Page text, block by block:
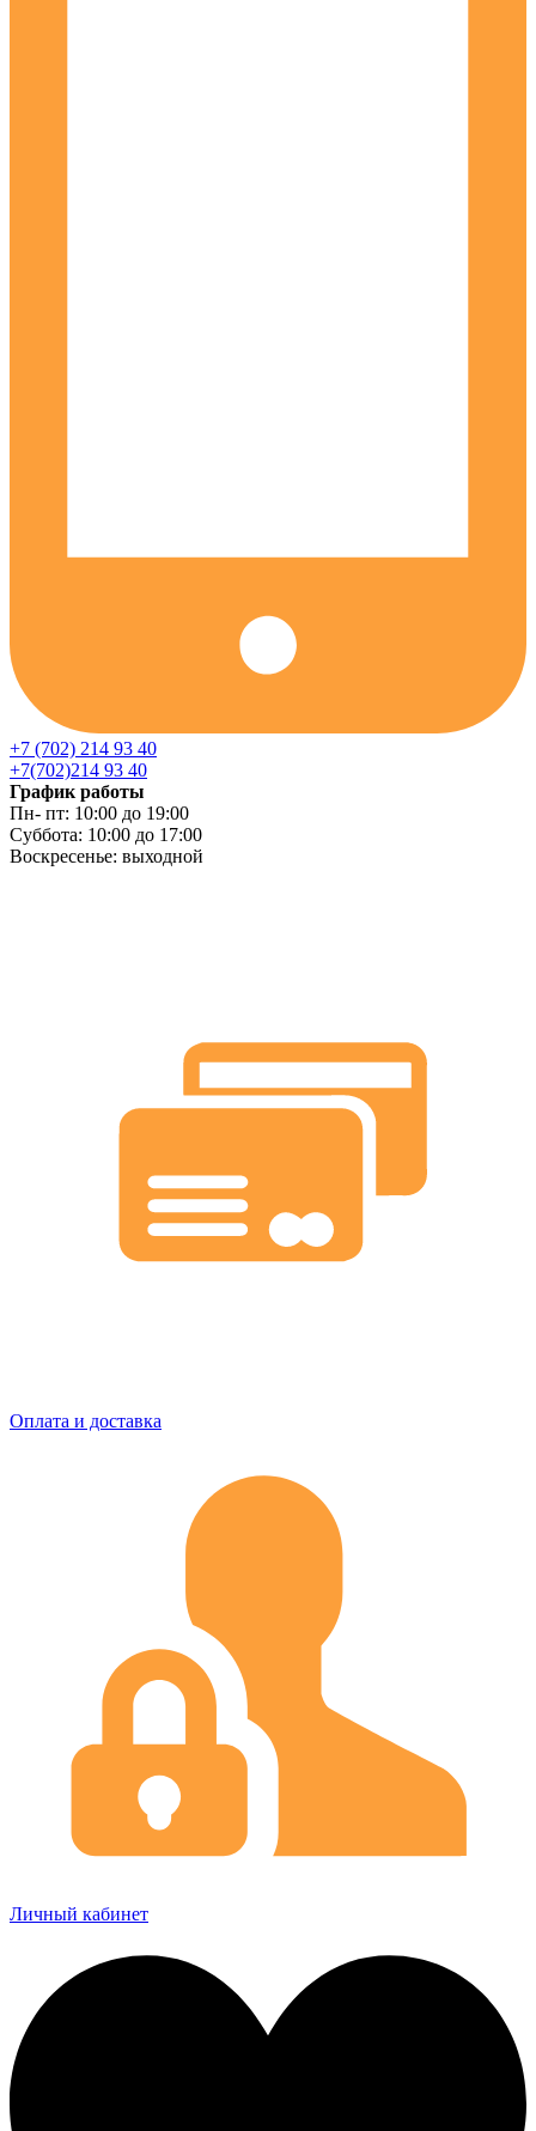
+7 (702) 214 93 40
+7(702)214 93 40
График работы
Пн- пт: 10:00 до 19:00
Суббота: 10:00 до 17:00
Воскресенье: выходной
Оплата и доставка
Личный кабинет